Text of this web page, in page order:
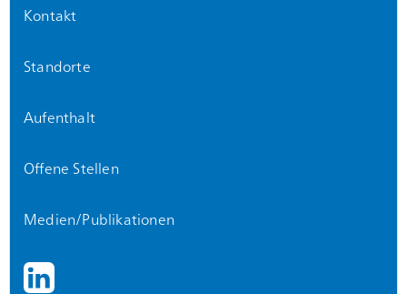
Kontakt
Standorte
Aufenthalt
Offene Stellen
Medien/Publikationen